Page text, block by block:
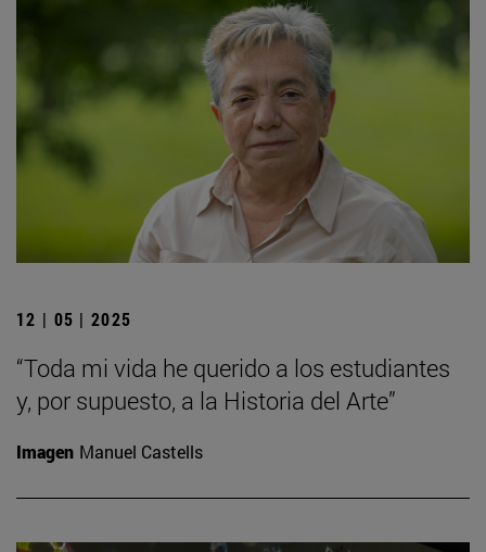
12 | 05 | 2025
“Toda mi vida he querido a los estudiantes
y, por supuesto, a la Historia del Arte”
Imagen Manuel Castells